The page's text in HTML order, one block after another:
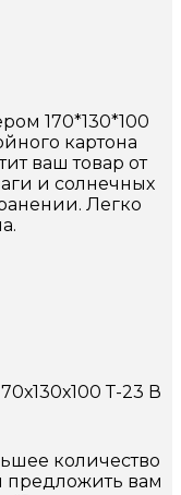
170*130*100
картона
ваш товар от
и солнечных
Легко
Т-23 В
количество
предложить вам